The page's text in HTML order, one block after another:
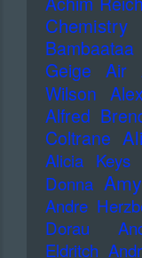
Chemistry
Bambaataa
Geige
Air
Wilson
Alfred
Coltrane
Alicia Keys
Donna
Andre
Dorau
Eldritch